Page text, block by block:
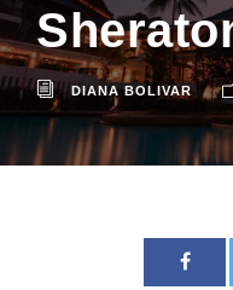
DIANA BOLIVAR